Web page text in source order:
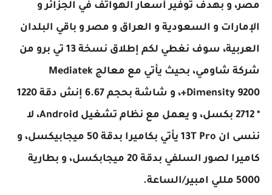
مصر، و بهدف توفير أسعار الهواتف في الجزائر و
الإمارات و السعودية و العراق و مصر و باقي البلدان
العربية، سوف نغطي لكم إطلاق نسخة 13 تي برو من
شركة شاومي، بحيث يأتي مع معالج Mediatek
Dimensity 9200+، و شاشة بحجم 6.67 إنش دقة 1220
* 2712 بكسل، و يعمل مع نظام تشغيل Android، لا
ننسى ان 13T Pro يأتي بكاميرا بدقة 50 ميجابيكسل، و
كاميرا لصور السلفي بدقة 20 ميجابكسل، و بطارية
5000 مللي امبير/الساعة.